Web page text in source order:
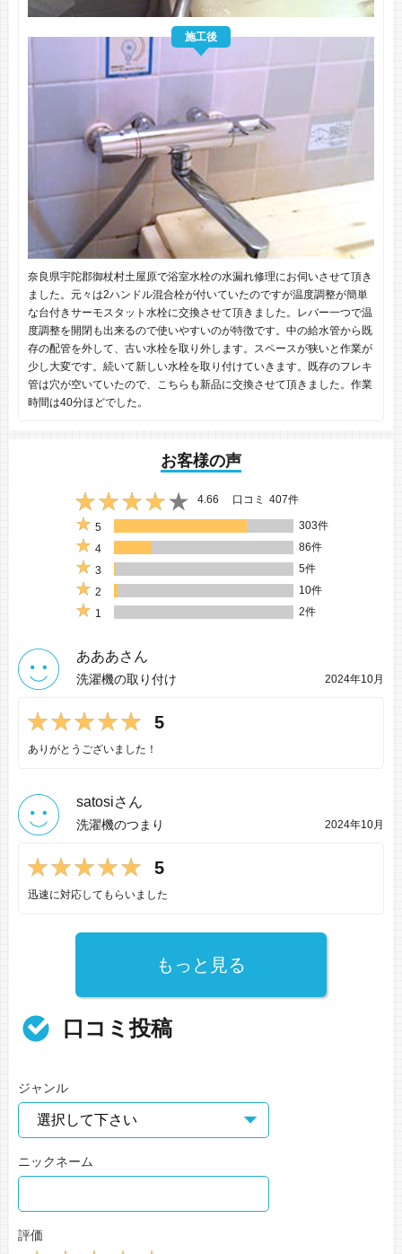
施工後
奈良県宇陀郡御杖村土屋原で浴室水栓の水漏れ修理にお伺いさせて頂き
ました。元々は2ハンドル混合栓が付いていたのですが温度調整が簡単
な台付きサーモスタット水栓に交換させて頂きました。レバー一つで温
度調整を開閉も出来るので使いやすいのが特徴です。中の給水管から既
存の配管を外して、古い水栓を取り外します。スペースが狭いと作業が
少し大変です。続いて新しい水栓を取り付けていきます。既存のフレキ
管は穴が空いていたので、こちらも新品に交換させて頂きました。作業
時間は40分ほどでした。
お客様の声
4.66 口コミ 407件
5
303件
4
86件
3
5件
2
10件
1
2件
あああさん
洗濯機の取り付け 2024年10月
5
ありがとうございました！
satosiさん
洗濯機のつまり 2024年10月
5
迅速に対応してもらいました
もっと見る
口コミ投稿
ジャンル
ニックネーム
評価